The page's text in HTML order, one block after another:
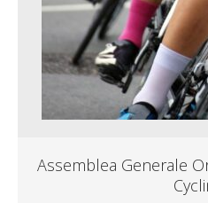
Assemblea Generale